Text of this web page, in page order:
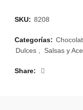
SKU: 8208
Categorías:
Dulces
Salsas y
Share